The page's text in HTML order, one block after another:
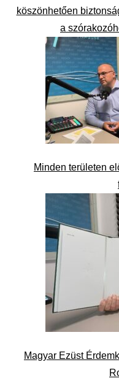
köszönhetően
a
Minden területen
Magyar Ezüst